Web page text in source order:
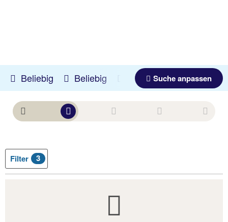
Beliebig Beliebig 08.08.2026 -10.09.2026
Suche anpassen
Filter 3